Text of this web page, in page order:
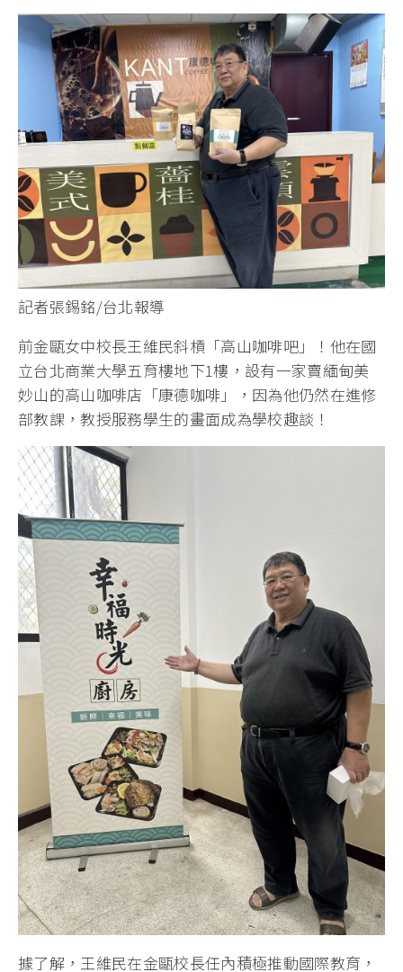
記者張錫銘/台北報導
前金甌女中校長王維民斜槓「高山咖啡吧」！他在國
立台北商業大學五育樓地下1樓，設有一家賣緬甸美
妙山的高山咖啡店「康德咖啡」，因為他仍然在進修
部教課，教授服務學生的畫面成為學校趣談！
據了解，王維民在金甌校長任內積極推動國際教育，